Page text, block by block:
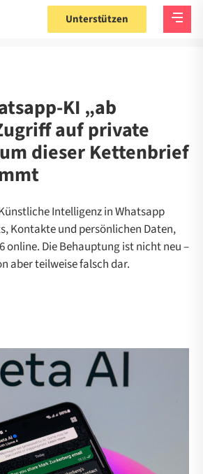
Unterstützen
KI „ab
auf private
dieser Kettenbrief
Intelligenz in Whatsapp
Kontakte und persönlichen Daten,
online. Die Behauptung ist nicht neu –
aber teilweise falsch dar.